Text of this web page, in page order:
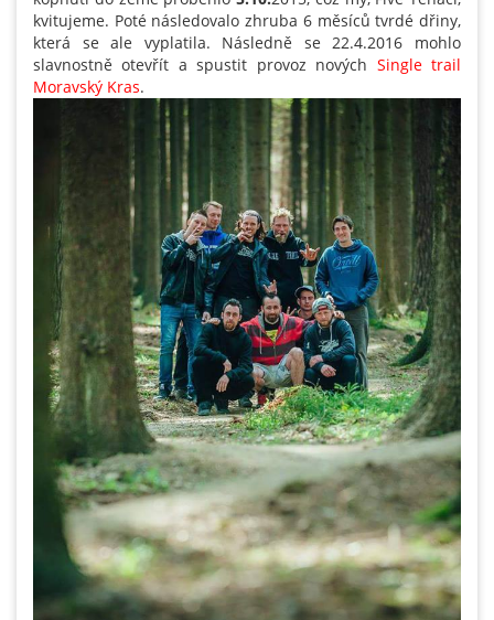
kvitujeme. Poté následovalo zhruba 6 měsíců tvrdé dřiny,
která se ale vyplatila. Následně se 22.4.2016 mohlo
slavnostně otevřít a spustit provoz nových Single trail
Moravský Kras.